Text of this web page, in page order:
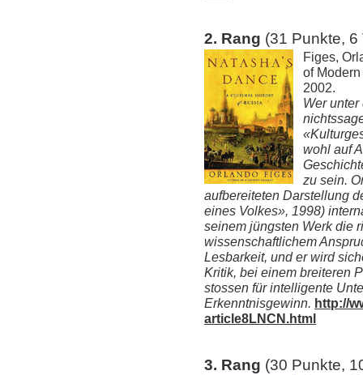
2. Rang (31 Punkte, 6
Figes,
of
2002.
Wer
wohl auf
zu sein.
aufbereiteten Darstellung
eines Volkes», 1998)
seinem jüngsten Werk die
wissenschaftlichem
Lesbarkeit, und er wird
Kritik, bei einem breiteren
stossen für intelligente
Erkenntnisgewinn. http://
article8LNCN.html
3. Rang (30 Punkte,